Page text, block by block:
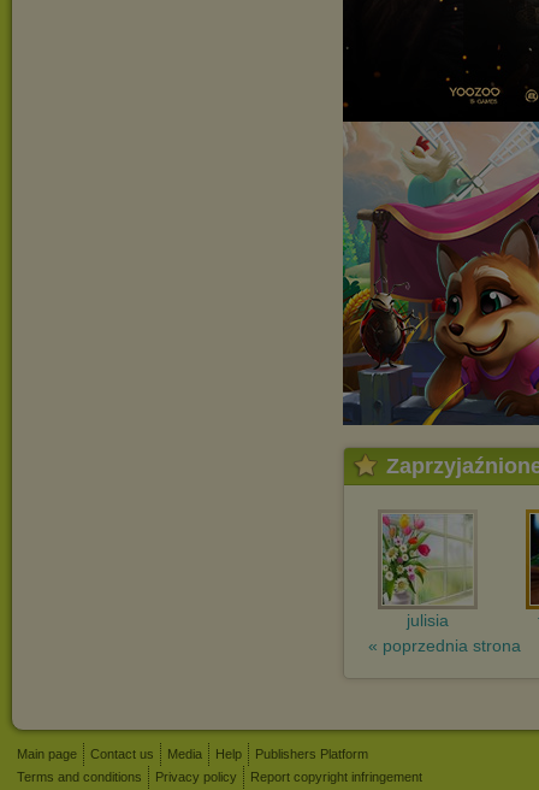
julisia
« poprzednia strona
Main page Contact us Media Help
Publishers Platform
Terms and conditions
Privacy policy Report copyright infringement